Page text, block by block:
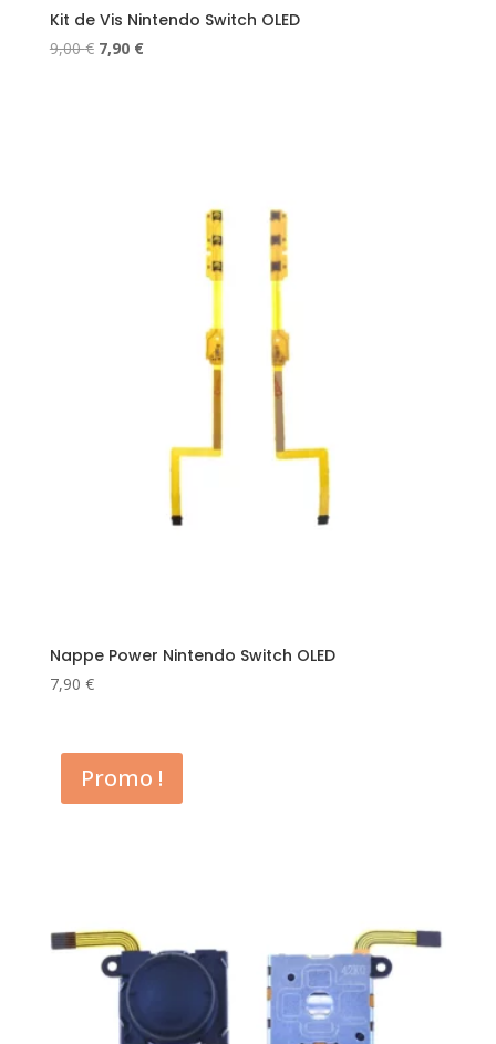
Kit de Vis Nintendo Switch OLED
9,00€ Le
7,90 €Le
Nappe Power Nintendo Switch OLED
7,90 €
Promo !